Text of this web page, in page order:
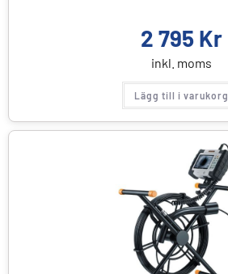
2 795 Kr
inkl. moms
Lägg till i varukorg